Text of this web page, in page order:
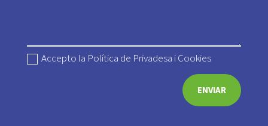
Accepto la Política de Privadesa i Cookies
ENVIAR